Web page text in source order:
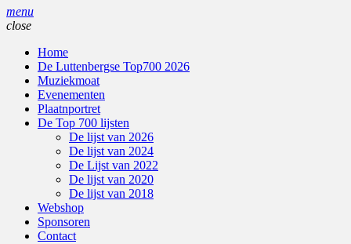
menu
close
Home
De Luttenbergse Top700 2026
Muziekmoat
Evenementen
Plaatnportret
De Top 700 lijsten
De lijst van 2026
De lijst van 2024
De Lijst van 2022
De lijst van 2020
De lijst van 2018
Webshop
Sponsoren
Contact